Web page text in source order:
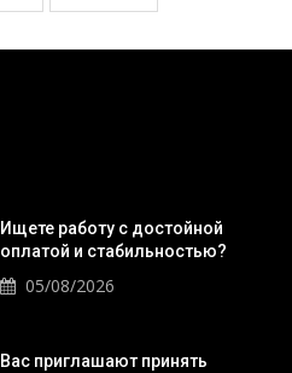
Ищете работу с достойной
оплатой и стабильностью?
05/08/2026
Вас приглашают принять